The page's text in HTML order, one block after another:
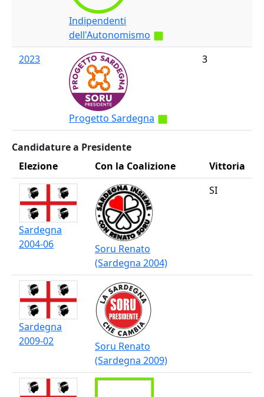
Indipendenti
dell'Autonomismo
2023
Progetto Sardegna
3
Candidature a Presidente
Elezione
Con la Coalizione Vittoria
Sardegna
2004-06
Soru Renato
(Sardegna 2004)
SI
Sardegna
2009-02
Soru Renato
(Sardegna 2009)